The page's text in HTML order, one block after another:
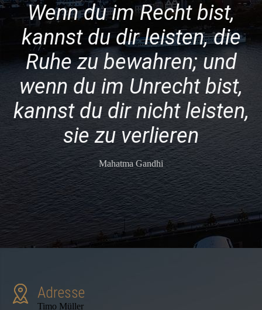
Wenn du im Recht bist,
kannst du dir leisten, die
Ruhe zu bewahren; und
wenn du im Unrecht bist,
kannst du dir nicht leisten,
sie zu verlieren
Mahatma Gandhi
Adresse
Timo Müller